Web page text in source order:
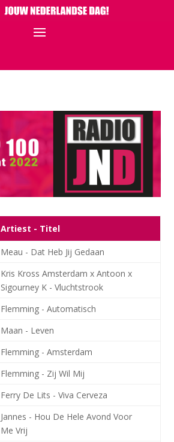
Artiest - Titel
Meau - Dat Heb Jij Gedaan
Kris Kross Amsterdam x Antoon x
Sigourney K - Vluchtstrook
Flemming - Automatisch
Maan - Leven
Flemming - Amsterdam
Flemming - Zij Wil Mij
Ferry De Lits - Viva Cerveza
Jannes - Hou De Hele Avond Voor
Me Vrij